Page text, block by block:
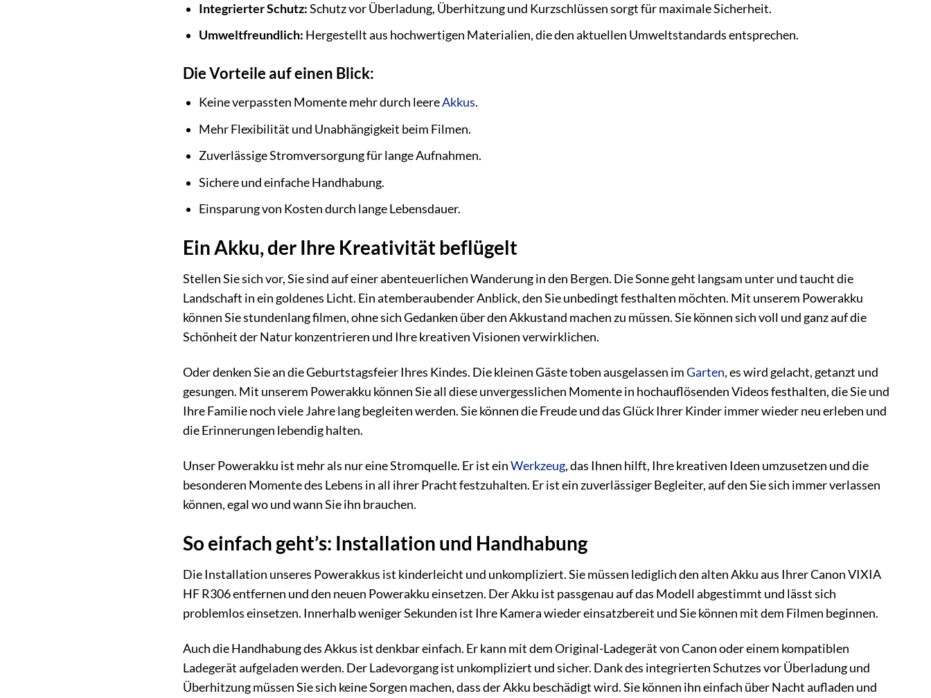
Integrierter Schutz:Schutz vor Überladung, Überhitzung und Kurzschlüssen sorgt für maximale Sicherheit.
Umweltfreundlich: Hergestellt aus hochwertigen Materialien, die den aktuellen Umweltstandards entsprechen.
Die Vorteile auf einen Blick:
Keine verpassten Momente mehr durch leereAkkus.
Mehr Flexibilität und Unabhängigkeit beim Filmen.
Zuverlässige Stromversorgung für lange Aufnahmen.
Sichere und einfache Handhabung.
Einsparung von Kosten durch lange Lebensdauer.
Ein Akku, der Ihre Kreativität beflügelt
Stellen Sie sich vor, Sie sind auf einer abenteuerlichen Wanderung in den Bergen. Die Sonne geht langsam unter und taucht die
Landschaft in ein goldenes Licht. Ein atemberaubender Anblick, den Sie unbedingt festhalten möchten. Mit unserem Powerakku
können Sie stundenlang filmen, ohne sich Gedanken über den Akkustand machen zu müssen. Sie können sich voll und ganz auf die
Schönheit der Natur konzentrieren und Ihre kreativen Visionen verwirklichen.
Oder denken Sie an die Geburtstagsfeier Ihres Kindes. Die kleinen Gäste toben ausgelassen imGarten, es wird gelacht, getanzt und
gesungen. Mit unserem Powerakku können Sie all diese unvergesslichen Momente in hochauflösenden Videos festhalten, die Sie und
Ihre Familie noch viele Jahre lang begleiten werden. Sie können die Freude und das Glück Ihrer Kinder immer wieder neu erleben und
die Erinnerungen lebendig halten.
Unser Powerakku ist mehr als nur eine Stromquelle. Er ist einWerkzeug, das Ihnen hilft, Ihre kreativen Ideen umzusetzen und die
besonderen Momente des Lebens in all ihrer Pracht festzuhalten. Er ist ein zuverlässiger Begleiter, auf den Sie sich immer verlassen
können, egal wo und wann Sie ihn brauchen.
So einfach geht’s: Installation und Handhabung
Die Installation unseres Powerakkus ist kinderleicht und unkompliziert. Sie müssen lediglich den alten Akku aus Ihrer Canon VIXIA
HF R306 entfernen und den neuen Powerakku einsetzen. Der Akku ist passgenau auf das Modell abgestimmt und lässt sich
problemlos einsetzen. Innerhalb weniger Sekunden ist Ihre Kamera wieder einsatzbereit und Sie können mit dem Filmen beginnen.
Auch die Handhabung des Akkus ist denkbar einfach. Er kann mit dem Original-Ladegerät von Canon oder einem kompatiblen
Ladegerät aufgeladen werden. Der Ladevorgang ist unkompliziert und sicher. Dank des integrierten Schutzes vor Überladung und
Überhitzung müssen Sie sich keine Sorgen machen, dass der Akku beschädigt wird. Sie können ihn einfach über Nacht aufladen und